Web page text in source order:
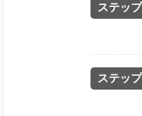
ステッ
ステッ